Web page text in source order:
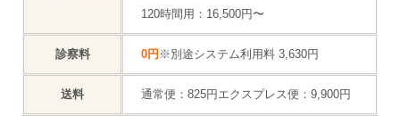
120時間用：16,500円〜
診察料 0円 ※別途システム利用料 3,630円
送料 通常便：825円エクスプレス便：9,900円